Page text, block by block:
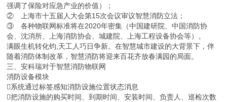
强调了保险对应急产业的价值）；
② 上海市十五届人大会第15次会议审议智慧消防立法；
③ 各种物联网标准将在2020年密集（中国建研院、中国消防协
会、沈消所、上海消防协会、城建院、上海工程设备协会等）。
满眼生机转化钧,天工人巧日争新。在智慧城市建设的大背景下，伴
随着消防体制改革，智慧消防将迎来百花齐放春满园的局面。
三、安科瑞对于智慧消防物联网
消防设备模块
系统通过标签感知消防设施位置状态消息
把消防设施的购买时间、到期时间、安装时间、负责人、巡检次数